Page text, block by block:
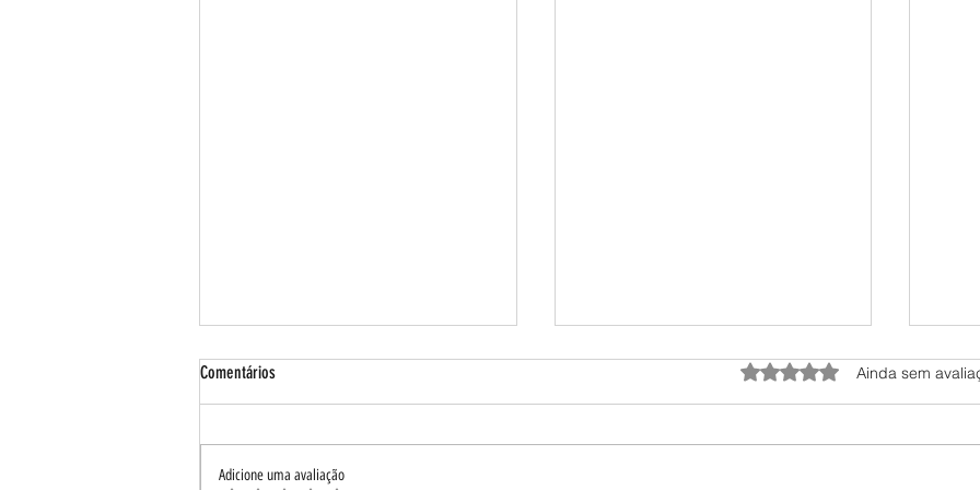
Comentários Avaliado com 0 de 5 estrelas.
Ainda sem
Adicione uma avaliação